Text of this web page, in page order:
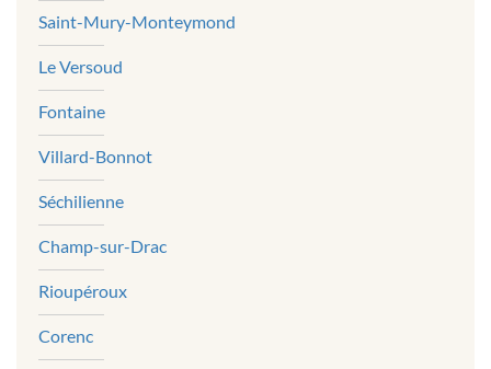
Saint-Mury-Monteymond
Le Versoud
Fontaine
Villard-Bonnot
Séchilienne
Champ-sur-Drac
Rioupéroux
Corenc